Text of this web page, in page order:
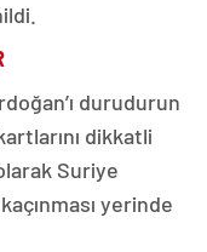
durudurun
dikkatli
Suriye
yerinde